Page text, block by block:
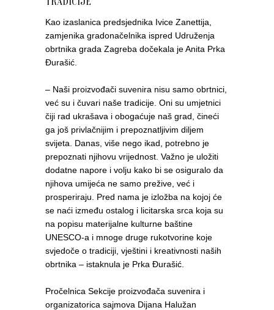
Kao izaslanica predsjednika Ivice Zanettija,
zamjenika gradonačelnika ispred Udruženja
obrtnika grada Zagreba dočekala je Anita Prka
Đurašić.
– Naši proizvođači suvenira nisu samo obrtnici,
već su i čuvari naše tradicije. Oni su umjetnici
čiji rad ukrašava i obogaćuje naš grad, čineći
ga još privlačnijim i prepoznatljivim diljem
svijeta. Danas, više nego ikad, potrebno je
prepoznati njihovu vrijednost. Važno je uložiti
dodatne napore i volju kako bi se osiguralo da
njihova umijeća ne samo prežive, već i
prosperiraju. Pred nama je izložba na kojoj će
se naći između ostalog i licitarska srca koja su
na popisu materijalne kulturne baštine
UNESCO-a i mnoge druge rukotvorine koje
svjedoče o tradiciji, vještini i kreativnosti naših
obrtnika – istaknula je Prka Đurašić.
Pročelnica Sekcije proizvođača suvenira i
organizatorica sajmova Dijana Halužan